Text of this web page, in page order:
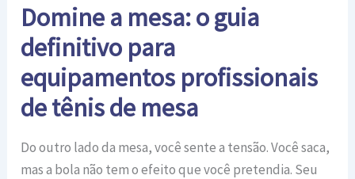
Domine a mesa: o guia
definitivo para
equipamentos profissionais
de tênis de mesa
Do outro lado da mesa, você sente a tensão. Você saca,
mas a bola não tem o efeito que você pretendia. Seu